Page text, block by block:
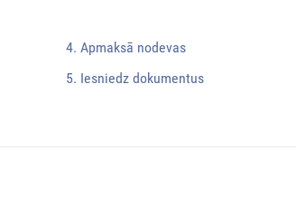
4. Apmaksā nodevas
5. Iesniedz dokumentus